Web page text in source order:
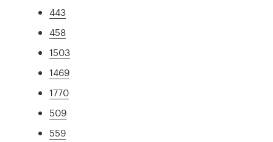
443
458
1503
1469
1770
509
559